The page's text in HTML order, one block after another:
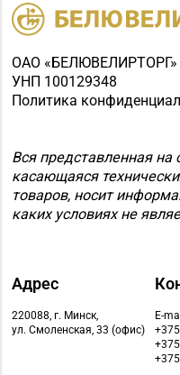
ОАО «БЕЛЮВЕЛИРТОРГ»
УНП 100129348
Политика
Вся представленная на
касающаяся
товаров, носит
каких условиях не
Адрес
220088, г. Минск,
ул. Смоленская, 33 (офис)
E-